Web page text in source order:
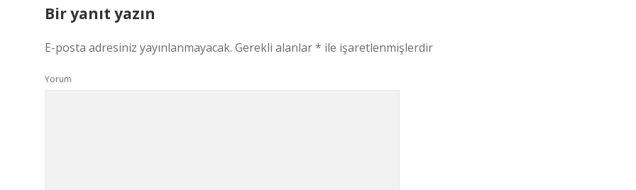
Bir yanıt yazın
E-posta adresiniz yayınlanmayacak. Gerekli alanlar* ile işaretlenmişlerdir
Yorum